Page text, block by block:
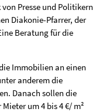
Presse und Politikern
Diakonie-Pfarrer, der
Beratung für die
Immobilien an einen
anderem die
Danach sollen die
um 4 bis 4 €/ m²